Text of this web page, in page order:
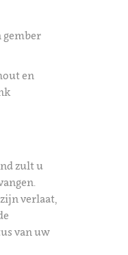
gember
en
zult u
verlaat,
van uw